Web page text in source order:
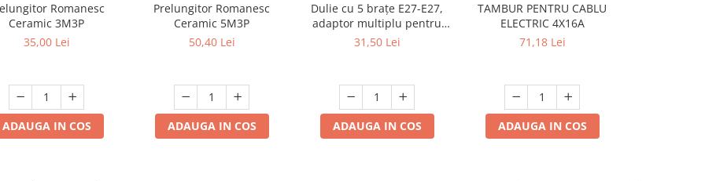
Romanesc
Ceramic 3M3P
35,00 Lei
ADAUGA IN COS
Prelungitor Romanesc
Ceramic 5M3P
50,40 Lei
ADAUGA IN COS
Dulie cu 5 brațe E27-E27,
adaptor multiplu pentru
becuri LED, 220V
31,50 Lei
ADAUGA IN COS
TAMBUR PENTRU CABLU
ELECTRIC 4X16A
71,18 Lei
ADAUGA IN COS